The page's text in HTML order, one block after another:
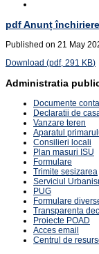
pdfAnunț
Published on 21 May
Download (pdf, 291 KB)
Administratia
Documente
Declaratii de
Vanzare teren
Aparatul
Consilieri locali
Plan masuri ISU
Formulare
Trimite sesizarea
Serviciul
PUG
Formulare
Transparenta
Proiecte POAD
Acces email
Centrul de